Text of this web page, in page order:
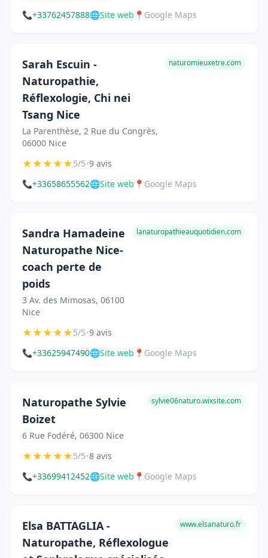
📞+33762457888🌐Site web 📍 Google Maps
Sarah Escuin -
Naturopathie,
Réflexologie, Chi nei
Tsang Nice
La Parenthèse, 2 Rue du Congrès,
06000 Nice
naturomieuxetre.com
★★★★★5/5•9 avis
📞+33658655562🌐Site web 📍 Google Maps
Sandra Hamadeine
Naturopathe Nice-
coach perte de
poids
3 Av. des Mimosas, 06100
Nice
lanaturopathieauquotidien.com
★★★★★5/5•9 avis
📞+33625947490🌐Site web 📍 Google Maps
Naturopathe Sylvie
Boizet
6 Rue Fodéré, 06300 Nice
sylvie06naturo.wixsite.com
★★★★★5/5•8 avis
📞+33699412452🌐Site web 📍 Google Maps
Elsa BATTAGLIA -
Naturopathe, Réflexologue
www.elsanaturo.fr